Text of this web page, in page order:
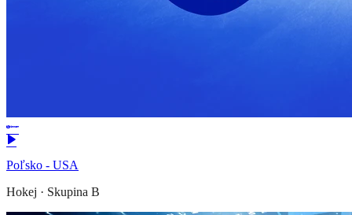
Poľsko - USA
Hokej · Skupina B